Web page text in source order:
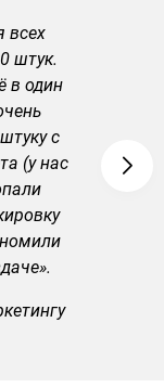
всех
штук.
в один
с
(у нас